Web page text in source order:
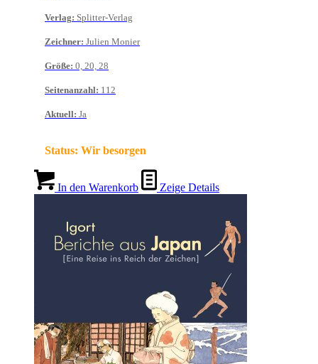
Verlag: Splitter-Verlag
Zeichner: Julien Monier
Größe: 0, 20, 28
Seitenanzahl: 112
Aktuell: Ja
Status: Wir besorgen
In den Warenkorb Zeige Details